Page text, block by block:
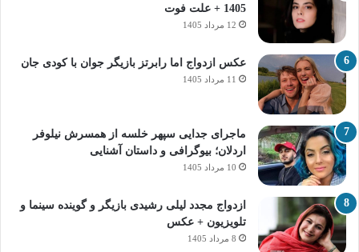
1405 + علت فوت
12 مرداد 1405
عکس ازدواج اما رابرتز بازیگر جوان با کودی جان
11 مرداد 1405
ماجرای جدایی سپهر خلسه از همسرش نیلوفر
اردلان؛ بیوگرافی و داستان آشنایی
10 مرداد 1405
ازدواج مجدد لیلی رشیدی بازیگر و گوینده سینما و
تلویزیون + عکس
8 مرداد 1405